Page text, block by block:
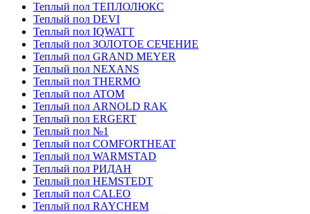
Теплый пол ТЕПЛОЛЮКС
Теплый пол DEVI
Теплый пол IQWATT
Теплый пол ЗОЛОТОЕ СЕЧЕНИЕ
Теплый пол GRAND MEYER
Теплый пол NEXANS
Теплый пол THERMO
Теплый пол ATOM
Теплый пол ARNOLD RAK
Теплый пол ERGERT
Теплый пол №1
Теплый пол COMFORTHEAT
Теплый пол WARMSTAD
Теплый пол РИДАН
Теплый пол HEMSTEDT
Теплый пол CALEO
Теплый пол RAYCHEM